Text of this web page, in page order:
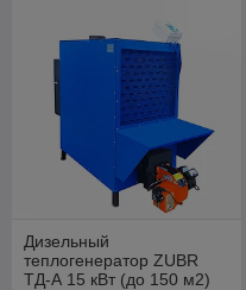
Дизельный
теплогенератор ZUBR
ТД-А 15 кВт (до 150 м2)